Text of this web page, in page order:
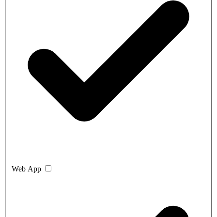
Web App